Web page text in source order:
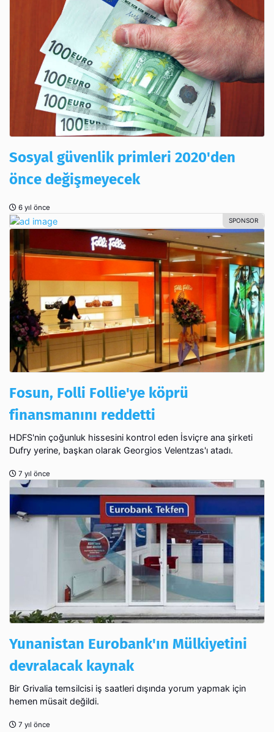
Sosyal güvenlik primleri 2020'den
önce değişmeyecek
6 yıl önce
Fosun, Folli Follie'ye köprü
finansmanını reddetti
HDFS'nin çoğunluk hissesini kontrol eden İsviçre ana şirketi
Dufry yerine, başkan olarak Georgios Velentzas'ı atadı.
7 yıl önce
Yunanistan Eurobank'ın Mülkiyetini
devralacak kaynak
Bir Grivalia temsilcisi iş saatleri dışında yorum yapmak için
hemen müsait değildi.
7 yıl önce